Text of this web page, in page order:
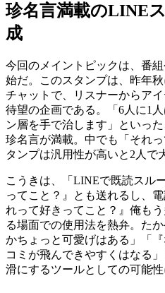
珍名言満載のLINE
成
今回のメイントピックは、番
始だ。このスタンプは、昨年
チャットで、リスナーからア
待望の企画である。「6人に1
ン層を手で治します」といっ
珍名言が満載。中でも「それ
タンプは汎用性が高いと2人で
こうきは、「LINEで既読スル
ってこと？』とも送れるし、
れって好きってこと？』俺も
る場面での使用法を熱弁。た
かちょっと可愛げはある」「
コミが飛んできやすくはなる
滑にするツールとしての可能性